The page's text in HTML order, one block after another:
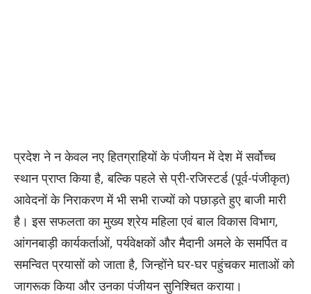
प्रदेश ने न केवल नए हितग्राहियों के पंजीयन में देश में सर्वोच्च
स्थान प्राप्त किया है, बल्कि पहले से प्री-रजिस्टर्ड (पूर्व-पंजीकृत)
आवेदनों के निराकरण में भी सभी राज्यों को पछाड़ते हुए बाजी मारी
है। इस सफलता का मुख्य श्रेय महिला एवं बाल विकास विभाग,
आंगनबाड़ी कार्यकर्ताओं, पर्यवेक्षकों और मैदानी अमले के समर्पित व
समन्वित प्रयासों को जाता है, जिन्होंने घर-घर पहुंचकर माताओं को
जागरूक किया और उनका पंजीयन सुनिश्चित कराया।